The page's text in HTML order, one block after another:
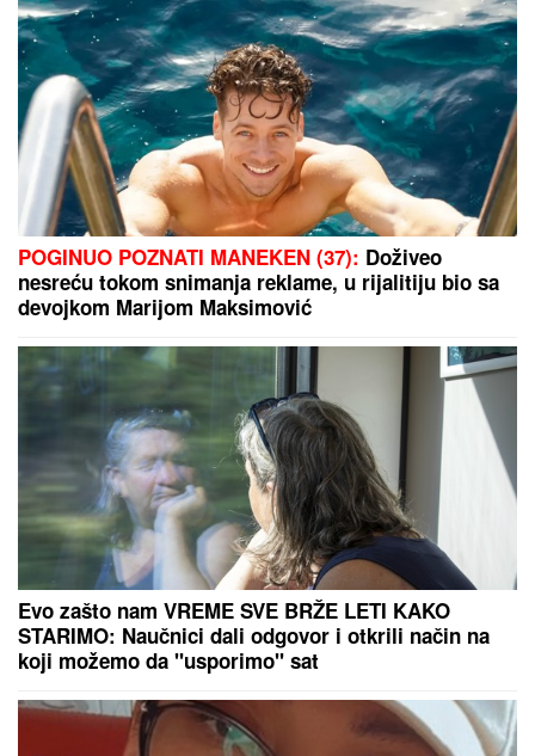
POGINUO POZNATI MANEKEN (37): Doživeo
nesreću tokom snimanja reklame, u rijalitiju bio sa
devojkom Marijom Maksimović
Evo zašto nam VREME SVE BRŽE LETI KAKO
STARIMO: Naučnici dali odgovor i otkrili način na
koji možemo da "usporimo" sat